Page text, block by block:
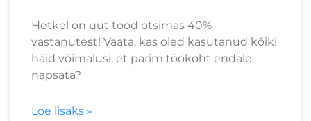
Hetkel on uut tööd otsimas 40%
vastanutest! Vaata, kas oled kasutanud kõiki
häid võimalusi, et parim töökoht endale
napsata?
Loe lisaks »